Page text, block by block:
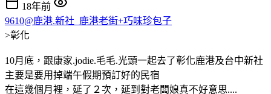
18年前
9610@鹿港.新社_鹿港老街+巧味珍包子
>彰化
10月底，跟康家.jodie.毛毛.光頭一起去了彰化鹿港及台中新社
主要是要用掉端午假期預訂好的民宿
在這幾個月裡，延了２次，延到對老闆娘真不好意思....